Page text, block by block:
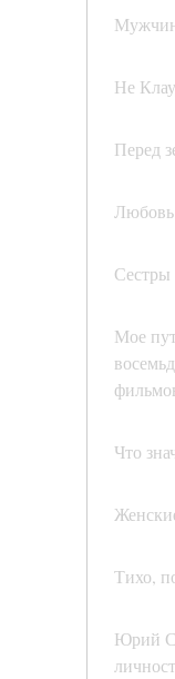
Не
Перед
Сестры
Мое
Что
Тихо,
Юрий